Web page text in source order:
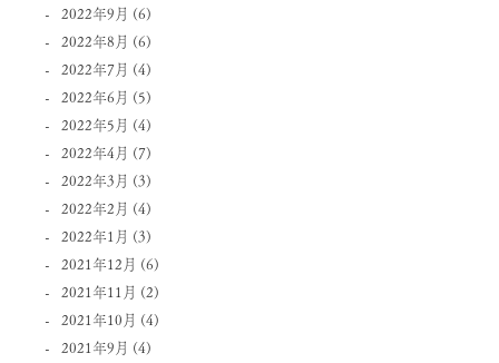
2022年9月 (6)
2022年8月 (6)
2022年7月 (4)
2022年6月 (5)
2022年5月 (4)
2022年4月 (7)
2022年3月 (3)
2022年2月 (4)
2022年1月 (3)
2021年12月 (6)
2021年11月 (2)
2021年10月 (4)
2021年9月 (4)